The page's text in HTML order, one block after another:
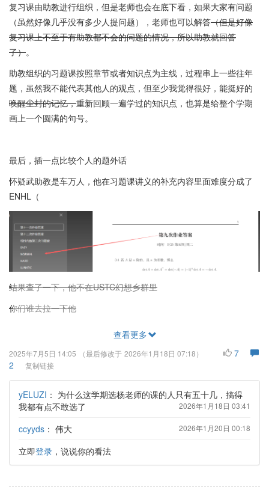
复习课由助教进行组织，但是老师也会在底下看，如果大家有问题
（虽然好像几乎没有多少人提问题），老师也可以解答（但是好像
复习课上不至于有助教都不会的问题的情况，所以助教就回答
了）。
助教组织的习题课按照章节或者知识点为主线，过程串上一些往年
题，虽然我不能代表其他人的观点，但至少我觉得很好，能挺好的
唤醒尘封的记忆，重新回顾一遍学过的知识点，也算是给整个学期
画上一个圆满的句号。
最后，插一点比较个人的题外话
怀疑武助教是车万人，他在习题课讲义的补充内容里面难度分成了
ENHL（
结果查了一下，他不在USTC幻想乡群里
你们谁去拉一下他
查看更多
2025年7月5日 14:05 （最后修改于 2026年1月18日 07:18）
7
2
复制链接
yELUZI ： 为什么这学期选杨老师的课的人只有五十几，搞得
我都有点不敢选了
2026年1月18日 03:41
ccyyds ： 伟大 2026年1月20日 00:18
立即登录 ，说说你的看法